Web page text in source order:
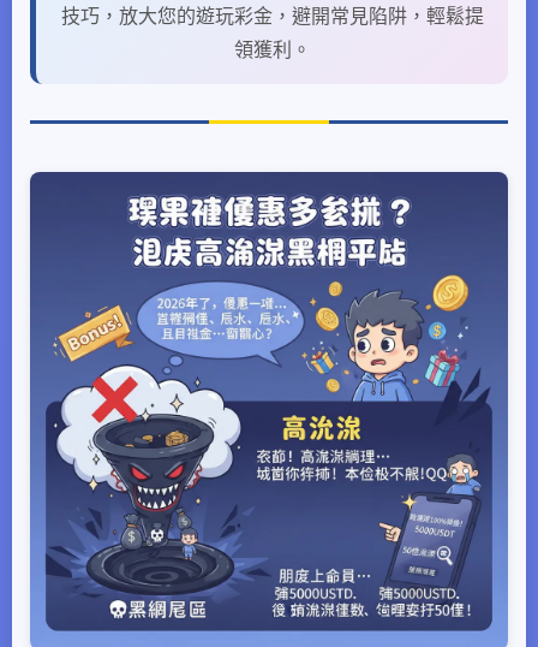
技巧，放大您的遊玩彩金，避開常見陷阱，輕鬆提
領獲利。